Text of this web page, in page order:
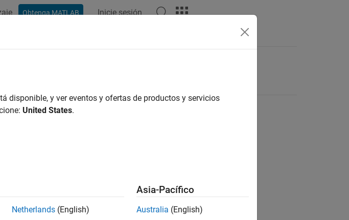
Obtenga MATLAB Inicie sesión
disponible, y ver eventos y ofertas de productos y servicios
United States.
Netherlands (English)
Asia-Pacífico
Australia (English)